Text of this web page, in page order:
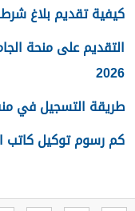
كيفية تقديم بلاغ شرطة
التقديم على منحة
2026
طريقة التسجيل في
كم رسوم توكيل كاتب